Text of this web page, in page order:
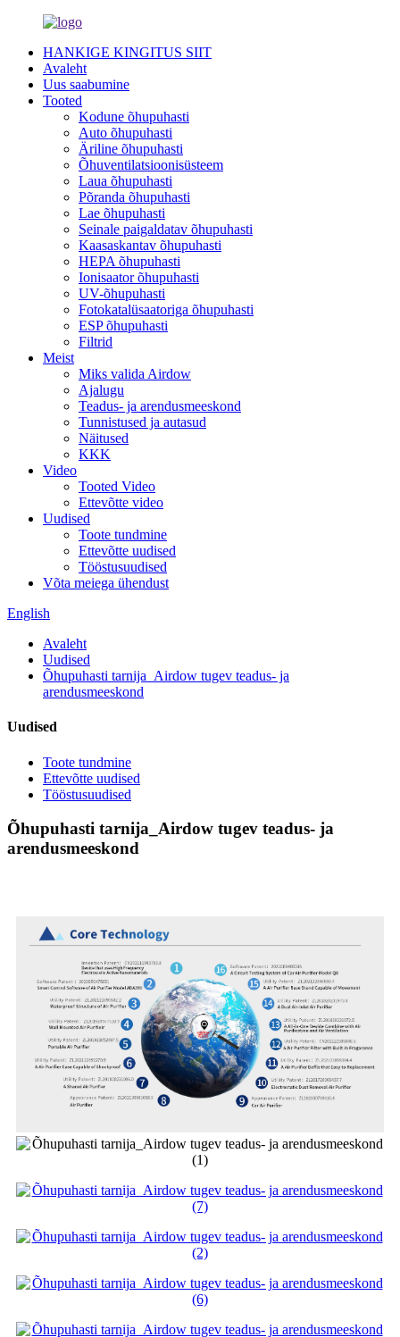
HANKIGE KINGITUS SIIT
Avaleht
Uus saabumine
Tooted
Kodune õhupuhasti
Auto õhupuhasti
Äriline õhupuhasti
Õhuventilatsioonisüsteem
Laua õhupuhasti
Põranda õhupuhasti
Lae õhupuhasti
Seinale paigaldatav õhupuhasti
Kaasaskantav õhupuhasti
HEPA õhupuhasti
Ionisaator õhupuhasti
UV-õhupuhasti
Fotokatalüsaatoriga õhupuhasti
ESP õhupuhasti
Filtrid
Meist
Miks valida Airdow
Ajalugu
Teadus- ja arendusmeeskond
Tunnistused ja autasud
Näitused
KKK
Video
Tooted Video
Ettevõtte video
Uudised
Toote tundmine
Ettevõtte uudised
Tööstusuudised
Võta meiega ühendust
English
Avaleht
Uudised
Õhupuhasti tarnija_Airdow tugev teadus- ja
arendusmeeskond
Uudised
Toote tundmine
Ettevõtte uudised
Tööstusuudised
Õhupuhasti tarnija_Airdow tugev teadus- ja
arendusmeeskond